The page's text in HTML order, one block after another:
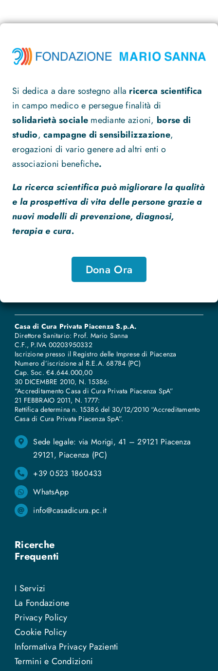
Si dedica a dare sostegno alla ricerca scientifica
in campo medico e persegue finalità di
solidarietà sociale mediante azioni, borse di
studio,campagne di sensibilizzazione,
erogazioni di vario genere ad altri enti o
associazioni benefiche.
La ricerca scientifica può migliorare la qualità
e la prospettiva di vita delle persone grazie a
nuovi modelli di prevenzione, diagnosi,
terapia e cura.
Dona Ora
Casa di Cura Privata Piacenza S.p.A.
Direttore Sanitario: Prof. Mario Sanna
C.F., P.IVA 00203950332
Iscrizione presso il Registro delle Imprese di Piacenza
Numero d’iscrizione al R.E.A. 68784 (PC)
Cap. Soc. €4.644.000,00
30 DICEMBRE 2010, N. 15386:
“Accreditamento Casa di Cura Privata Piacenza SpA”
21 FEBBRAIO 2011, N. 1777:
Rettifica determina n. 15386 del 30/12/2010 “Accreditamento
Casa di Cura Privata Piacenza SpA”.
Sede legale: via Morigi, 41 – 29121 Piacenza
29121, Piacenza (PC)
+39 0523 1860433
WhatsApp
info@casadicura.pc.it
Ricerche
Frequenti
I Servizi
La Fondazione
Privacy Policy
Cookie Policy
Informativa Privacy Pazienti
Termini e Condizioni